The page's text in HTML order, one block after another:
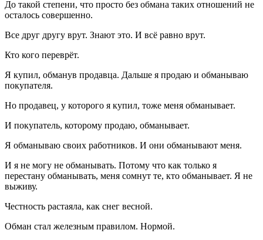
До такой степени, что просто без обмана таких отношений не
осталось совершенно.
Все друг другу врут. Знают это. И всё равно врут.
Кто кого переврёт.
Я купил, обманув продавца. Дальше я продаю и обманываю
покупателя.
Но продавец, у которого я купил, тоже меня обманывает.
И покупатель, которому продаю, обманывает.
Я обманываю своих работников. И они обманывают меня.
И я не могу не обманывать. Потому что как только я
перестану обманывать, меня сомнут те, кто обманывает. Я не
выживу.
Честность растаяла, как снег весной.
Обман стал железным правилом. Нормой.